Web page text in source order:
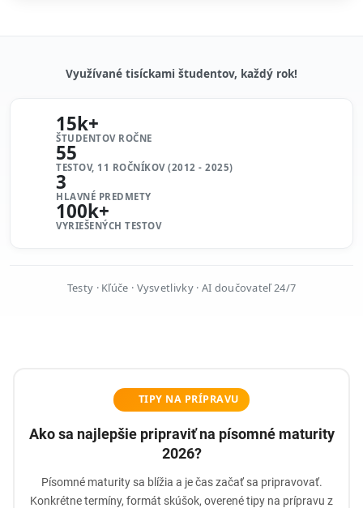
Využívané tisíckami študentov, každý rok!
15k+
ŠTUDENTOV ROČNE
55
TESTOV, 11 ROČNÍKOV (2012 - 2025)
3
HLAVNÉ PREDMETY
100k+
VYRIEŠENÝCH TESTOV
Testy · Kľúče · Vysvetlivky · AI doučovateľ 24/7
TIPY NA PRÍPRAVU
Ako sa najlepšie pripraviť na písomné maturity
2026?
Písomné maturity sa blížia a je čas začať sa pripravovať.
Konkrétne termíny, formát skúšok, overené tipy na prípravu z